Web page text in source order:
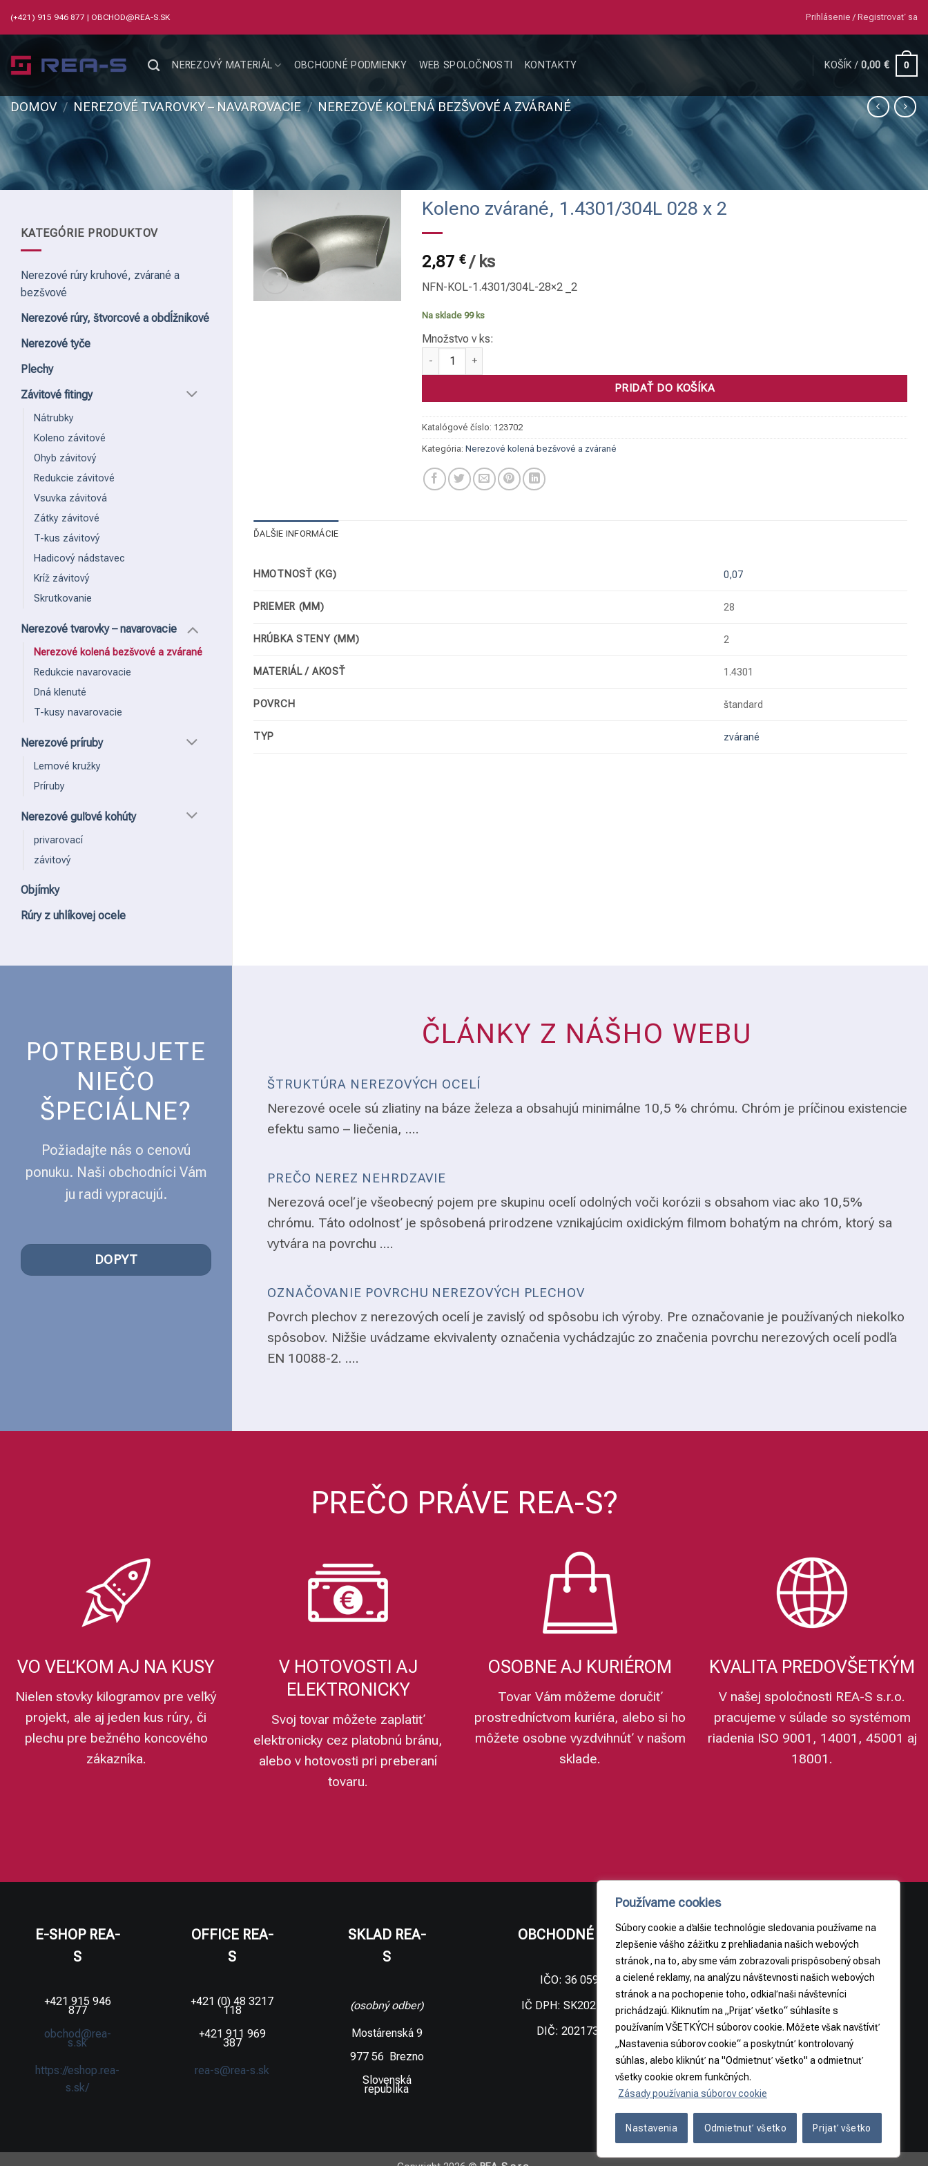
Používame cookies
Súbory cookie a ďalšie technológie sledovania používame na
zlepšenie vášho zážitku z prehliadania našich webových
stránok, na to, aby sme vám zobrazovali prispôsobený obsah
a cielené reklamy, na analýzu návštevnosti našich webových
stránok a na pochopenie toho, odkiaľ naši návštevníci
prichádzajú. Kliknutím na „Prijať všetko“ súhlasíte s
používaním VŠETKÝCH súborov cookie. Môžete však navštíviť
„Nastavenia súborov cookie“ a poskytnúť kontrolovaný
súhlas, alebo kliknúť na "Odmietnuť všetko" a odmietnuť
všetky cookie okrem funkčných.
Zásady používania súborov cookie
Nastavenia Odmietnuť všetko Prijať všetko
(+421) 915 946 877 | OBCHOD@REA-S.SK Prihlásenie / Registrovať sa
NEREZOVÝ MATERIÁL OBCHODNÉ PODMIENKY WEB SPOLOČNOSTI KONTAKTY KOŠÍK / 0,00€ 0
DOMOV / NEREZOVÉ TVAROVKY – NAVAROVACIE / NEREZOVÉ KOLENÁ BEZŠVOVÉ A ZVÁRANÉ
KATEGÓRIE PRODUKTOV
Nerezové rúry kruhové, zvárané a
bezšvové
Nerezové rúry, štvorcové a obdĺžnikové
Nerezové tyče
Plechy
Závitové fitingy
Nátrubky
Koleno závitové
Ohyb závitový
Redukcie závitové
Vsuvka závitová
Zátky závitové
T-kus závitový
Hadicový nádstavec
Kríž závitový
Skrutkovanie
Nerezové tvarovky – navarovacie
Nerezové kolená bezšvové a zvárané
Redukcie navarovacie
Dná klenuté
T-kusy navarovacie
Nerezové príruby
Lemové kružky
Príruby
Nerezové guľové kohúty
privarovací
závitový
Objímky
Rúry z uhlíkovej ocele
Koleno zvárané, 1.4301/304L 028 x 2
2,87€/ ks
NFN-KOL-1.4301/304L-28×2 _2
Na sklade 99 ks
Množstvo v ks:
množstvo Koleno zvárané, 1.4301/304L 028 x 2
PRIDAŤ DO KOŠÍKA
Katalógové číslo: 123702
Kategória:Nerezové kolená bezšvové a zvárané
ĎALŠIE INFORMÁCIE
HMOTNOSŤ (KG) 0,07
PRIEMER (MM) 28
HRÚBKA STENY (MM) 2
MATERIÁL / AKOSŤ 1.4301
POVRCH štandard
TYP zvárané
POTREBUJETE
NIEČO
ŠPECIÁLNE?
Požiadajte nás o cenovú
ponuku. Naši obchodníci Vám
ju radi vypracujú.
DOPYT
ČLÁNKY Z NÁŠHO WEBU
ŠTRUKTÚRA NEREZOVÝCH OCELÍ
Nerezové ocele sú zliatiny na báze železa a obsahujú minimálne 10,5 % chrómu. Chróm je príčinou existencie
efektu samo – liečenia, ....
PREČO NEREZ NEHRDZAVIE
Nerezová oceľ je všeobecný pojem pre skupinu ocelí odolných voči korózii s obsahom viac ako 10,5%
chrómu. Táto odolnosť je spôsobená prirodzene vznikajúcim oxidickým filmom bohatým na chróm, ktorý sa
vytvára na povrchu ....
OZNAČOVANIE POVRCHU NEREZOVÝCH PLECHOV
Povrch plechov z nerezových ocelí je zavislý od spôsobu ich výroby. Pre označovanie je používaných niekoľko
spôsobov. Nižšie uvádzame ekvivalenty označenia vychádzajúc zo značenia povrchu nerezových ocelí podľa
EN 10088-2. ....
PREČO PRÁVE REA-S?
VO VEĽKOM AJ NA KUSY
Nielen stovky kilogramov pre veľký
projekt, ale aj jeden kus rúry, či
plechu pre bežného koncového
zákazníka.
V HOTOVOSTI AJ
ELEKTRONICKY
Svoj tovar môžete zaplatiť
elektronicky cez platobnú bránu,
alebo v hotovosti pri preberaní
tovaru.
OSOBNE AJ KURIÉROM
Tovar Vám môžeme doručiť
prostredníctvom kuriéra, alebo si ho
môžete osobne vyzdvihnúť v našom
sklade.
KVALITA PREDOVŠETKÝM
V našej spoločnosti REA-S s.r.o.
pracujeme v súlade so systémom
riadenia ISO 9001, 14001, 45001 aj
18001.
E-SHOP REA-
S
+421 915 946
877
obchod@rea-
s.sk
https://eshop.rea-
s.sk/
OFFICE REA-
S
+421 (0) 48 3217
118
+421 911 969
387
rea-s@rea-s.sk
SKLAD REA-
S
(osobný odber)
Mostárenská 9
977 56 Brezno
Slovenská
republika
OBCHODNÉ ÚDAJE
IČO: 36 059 099
IČ DPH: SK2021733065
DIČ: 2021733065
PRÁVNE INFORMÁCIE
Obchodné podmienky
Odstúpenie od zmluvy